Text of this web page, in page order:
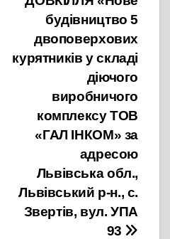
будівництво 5
двоповерхових
курятників у складі
діючого
виробничого
комплексу ТОВ
«ГАЛ ІНКОМ» за
адресою
Львівська обл.,
Львівський р-н., с.
Звертів, вул. УПА
93